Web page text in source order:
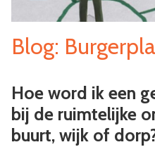
Blog:
Hoe word ik een
bij de ruimtelijke
buurt, wijk of